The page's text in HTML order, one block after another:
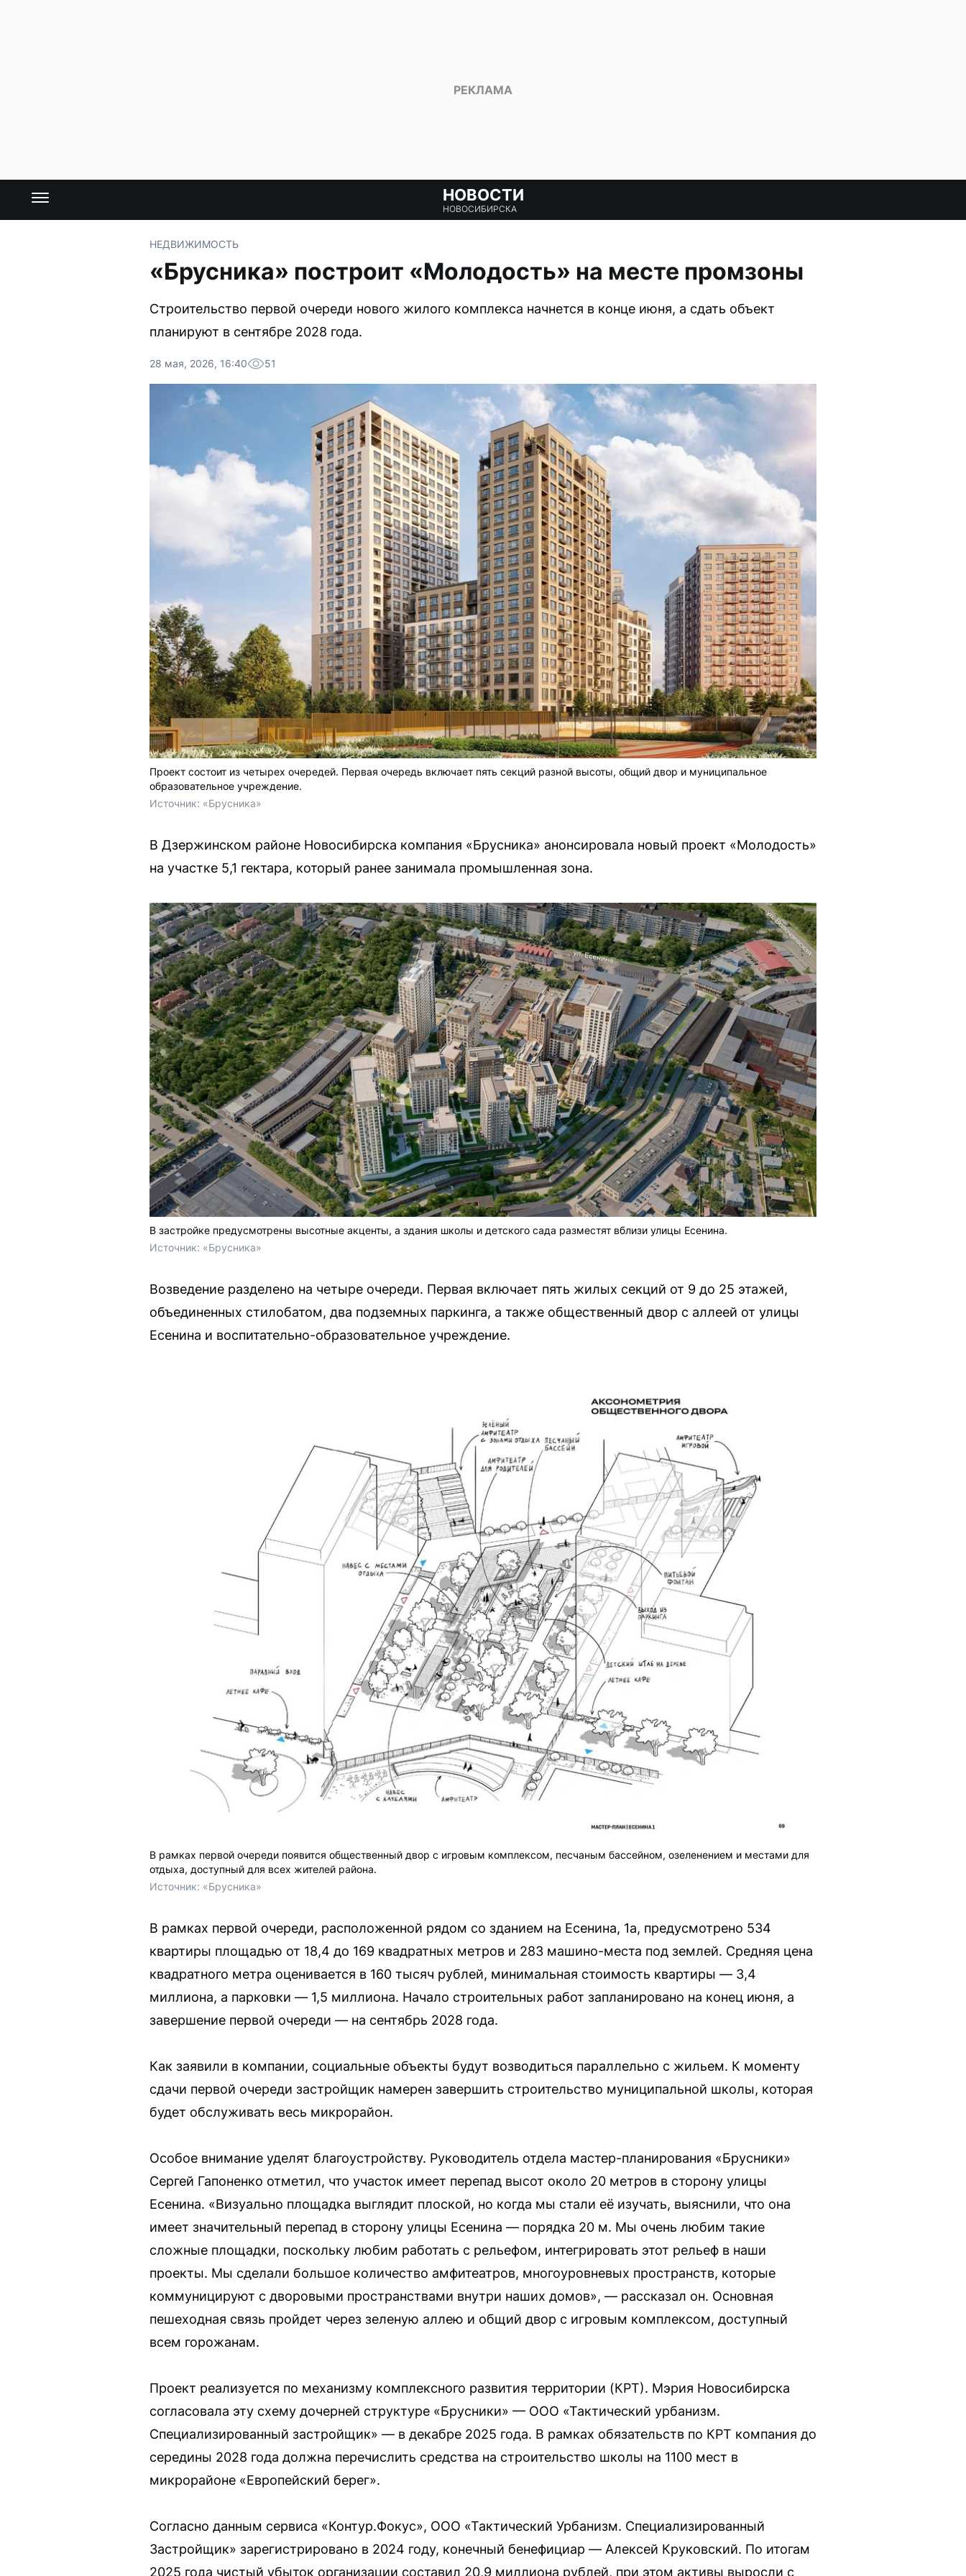
НОВОСТИ
НОВОСИБИРСКА
НЕДВИЖИМОСТЬ
«Брусника» построит «Молодость» на месте промзоны
Строительство первой очереди нового жилого комплекса начнется в конце июня, а сдать объект
планируют в сентябре 2028 года.
28 мая, 2026, 16:40 51
Проект состоит из четырех очередей. Первая очередь включает пять секций разной высоты, общий двор и муниципальное
образовательное учреждение.
Источник: «Брусника»
В Дзержинском районе Новосибирска компания «Брусника» анонсировала новый проект «Молодость»
на участке 5,1 гектара, который ранее занимала промышленная зона.
В застройке предусмотрены высотные акценты, а здания школы и детского сада разместят вблизи улицы Есенина.
Источник: «Брусника»
Возведение разделено на четыре очереди. Первая включает пять жилых секций от 9 до 25 этажей,
объединенных стилобатом, два подземных паркинга, а также общественный двор с аллеей от улицы
Есенина и воспитательно-образовательное учреждение.
В рамках первой очереди появится общественный двор с игровым комплексом, песчаным бассейном, озеленением и местами для
отдыха, доступный для всех жителей района.
Источник: «Брусника»
В рамках первой очереди, расположенной рядом со зданием на Есенина, 1а, предусмотрено 534
квартиры площадью от 18,4 до 169 квадратных метров и 283 машино-места под землей. Средняя цена
квадратного метра оценивается в 160 тысяч рублей, минимальная стоимость квартиры — 3,4
миллиона, а парковки — 1,5 миллиона. Начало строительных работ запланировано на конец июня, а
завершение первой очереди — на сентябрь 2028 года.
Как заявили в компании, социальные объекты будут возводиться параллельно с жильем. К моменту
сдачи первой очереди застройщик намерен завершить строительство муниципальной школы, которая
будет обслуживать весь микрорайон.
Особое внимание уделят благоустройству. Руководитель отдела мастер-планирования «Брусники»
Сергей Гапоненко отметил, что участок имеет перепад высот около 20 метров в сторону улицы
Есенина. «Визуально площадка выглядит плоской, но когда мы стали её изучать, выяснили, что она
имеет значительный перепад в сторону улицы Есенина — порядка 20 м. Мы очень любим такие
сложные площадки, поскольку любим работать с рельефом, интегрировать этот рельеф в наши
проекты. Мы сделали большое количество амфитеатров, многоуровневых пространств, которые
коммуницируют с дворовыми пространствами внутри наших домов», — рассказал он. Основная
пешеходная связь пройдет через зеленую аллею и общий двор с игровым комплексом, доступный
всем горожанам.
Проект реализуется по механизму комплексного развития территории (КРТ). Мэрия Новосибирска
согласовала эту схему дочерней структуре «Брусники» — ООО «Тактический урбанизм.
Специализированный застройщик» — в декабре 2025 года. В рамках обязательств по КРТ компания до
середины 2028 года должна перечислить средства на строительство школы на 1100 мест в
микрорайоне «Европейский берег».
Согласно данным сервиса «Контур.Фокус», ООО «Тактический Урбанизм. Специализированный
Застройщик» зарегистрировано в 2024 году, конечный бенефициар — Алексей Круковский. По итогам
2025 года чистый убыток организации составил 20,9 миллиона рублей, при этом активы выросли с